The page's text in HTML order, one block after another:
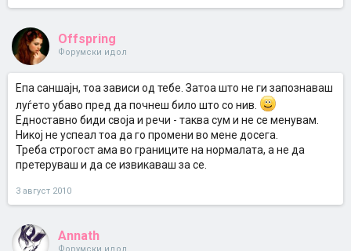
Offspring
Форумски идол
Епа саншајн, тоа зависи од тебе. Затоа што не ги запознаваш
луѓето убаво пред да почнеш било што со нив.
Едноставно биди своја и речи - таква сум и не се менувам.
Никој не успеал тоа да го промени во мене досега.
Треба строгост ама во границите на нормалата, а не да
претеруваш и да се извикаваш за се.
3 август 2010
Annath